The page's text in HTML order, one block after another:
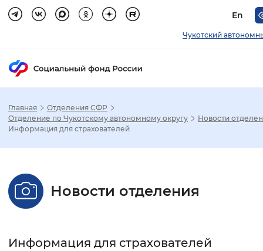
En
Чукотский
Настройка режима отображения
Стандартный Увеличенный
Главная
Отделения СФР
Отделение по Чукотскому автономному округу
Новости
Информация для страхователей
Новости отделения
Информация для страхователей